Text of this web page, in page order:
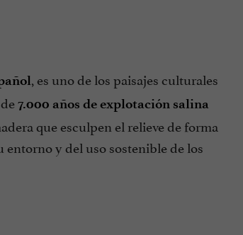
, es uno de los paisajes culturales
7.000 años de explotación salina
que esculpen el relieve de forma
y del uso sostenible de los